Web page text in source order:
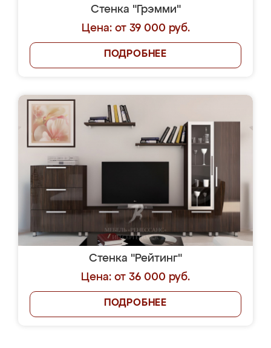
Стенка "Грэмми"
Цена: от 39 000 руб.
ПОДРОБНЕЕ
Стенка "Рейтинг"
Цена: от 36 000 руб.
ПОДРОБНЕЕ